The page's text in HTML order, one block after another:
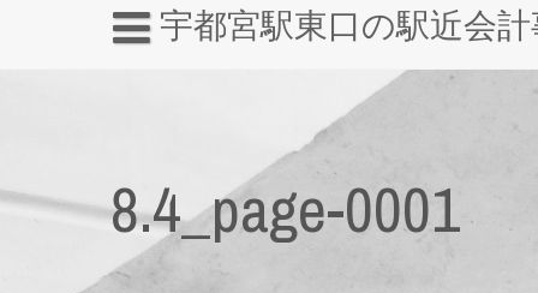
宇都宮駅東口の駅近会
8.4_page-0001